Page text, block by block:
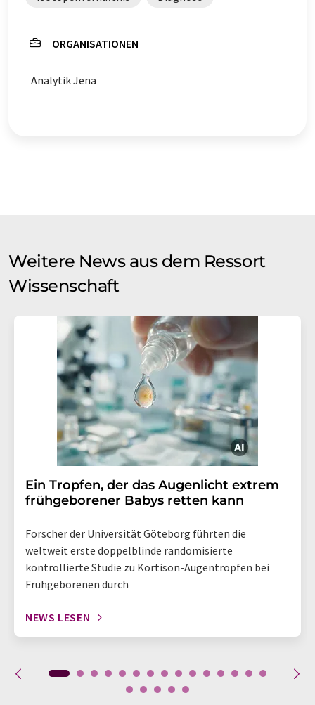
ORGANISATIONEN
Analytik Jena
Weitere News aus dem Ressort
Wissenschaft
Ein Tropfen, der das Augenlicht extrem
frühgeborener Babys retten kann
Forscher der Universität Göteborg führten die
weltweit erste doppelblinde randomisierte
kontrollierte Studie zu Kortison-Augentropfen bei
Frühgeborenen durch
NEWS LESEN